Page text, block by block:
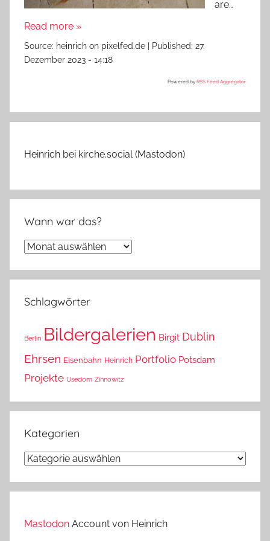
are…
Read more »
Source: heinrich on pixelfed.de Published: 27.
Dezember 2023 - 14:18
Powered by RSS Feed Aggregator
Heinrich bei kirche.social (Mastodon)
Wann war das?
Wann
das?
Schlagwörter
Berlin Bildergalerien Birgit Dublin
Ehrsen Eisenbahn Heinrich Portfolio Potsdam
Projekte Usedom Zinnowitz
Kategorien
Kategorien
Mastodon Account von Heinrich